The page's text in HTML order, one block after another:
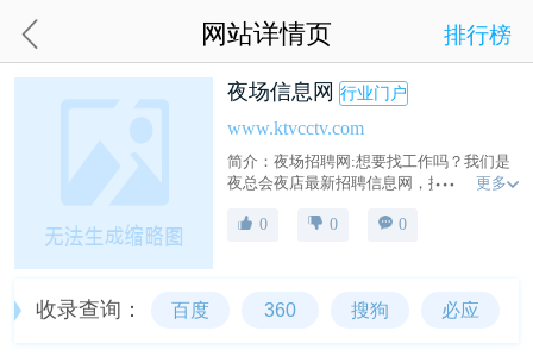
网站详情页 排行榜
夜场信息网 行业门户
www.ktvcctv.com
简介：夜场招聘网:想要找工作吗？我们是
夜总会夜店最新招聘信息网，提供夜场
们，寻找你的工作机会！助您找到心仪的
更多
0 0 0
收录查询： 百度 360 搜狗 必应